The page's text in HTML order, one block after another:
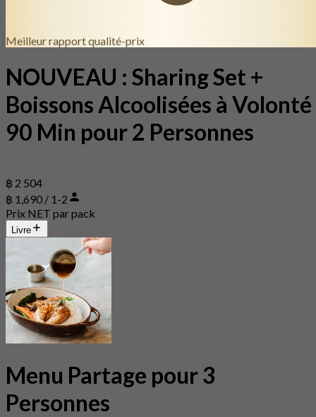
Meilleur rapport qualité-prix
NOUVEAU : Sharing Set +
Boissons Alcoolisées à Volonté
90 Min pour 2 Personnes
฿ 2 504
฿ 1,690 / 1-2
Prix NET par pack
Livre
Menu Partage pour 3
Personnes